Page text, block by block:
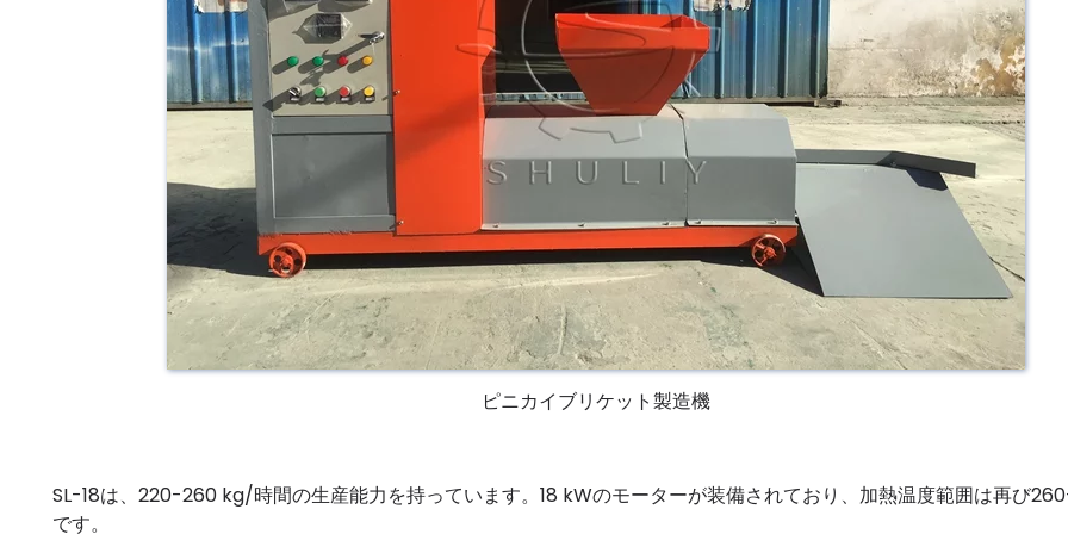
ピニカイブリケット製造機
SL-18は、220-260 kg/時間の生産能力を持っています。18 kWのモーターが装備されており、加熱温度範囲は再び
です。